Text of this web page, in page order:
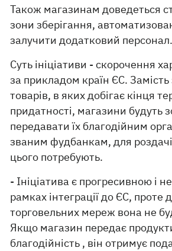
Також магазинам доведеться
зони зберігання,
залучити додатковий персонал.
Суть ініціативи - скорочення
за прикладом країн ЄС.
товарів, в яких добігає кінця
придатності, магазини будуть
передавати їх благодійним
званим фудбанкам, для
цього потребують.
- Ініціатива є прогресивною і
рамках інтеграції до ЄС, проте
торговельних мереж вона не
Якщо магазин передає
благодійність , він отримує